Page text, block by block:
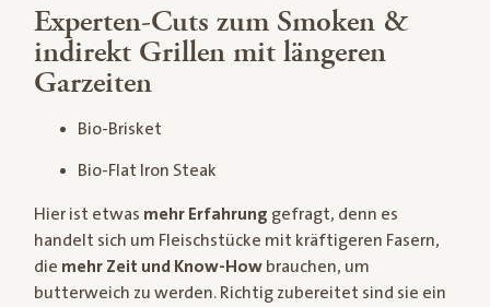
Experten-Cuts zum Smoken &
indirekt Grillen mit längeren
Garzeiten
Bio-Brisket
Bio-Flat Iron Steak
Hier ist etwas mehr Erfahrung gefragt, denn es
handelt sich um Fleischstücke mit kräftigeren Fasern,
die mehr Zeit und Know-Howbrauchen, um
butterweich zu werden. Richtig zubereitet sind sie ein